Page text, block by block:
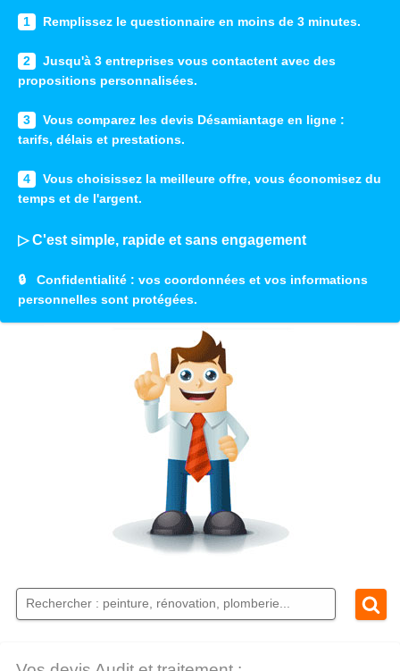
1 Remplissez le questionnaire en moins de 3 minutes.
2
Jusqu'à 3 entreprises vous contactent avec des
propositions personnalisées.
3
Vous comparez les devis Désamiantage en ligne :
tarifs, délais et prestations.
4
Vous choisissez la meilleure offre, vous économisez du
temps et de l'argent.
▷ C'est simple, rapide et sans engagement
🔒 Confidentialité : vos coordonnées et vos informations
personnelles sont protégées.